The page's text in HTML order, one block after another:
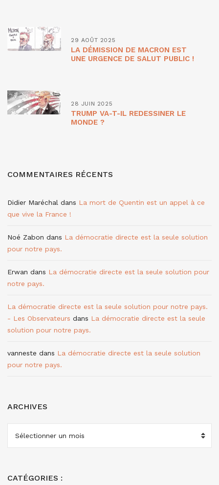
29 AOÛT 2025
LA DÉMISSION DE MACRON EST
UNE URGENCE DE SALUT PUBLIC !
28 JUIN 2025
TRUMP VA-T-IL REDESSINER LE
MONDE ?
COMMENTAIRES RÉCENTS
Didier Maréchal dans La mort de Quentin est un appel à ce
que vive la France !
Noé Zabon dans La démocratie directe est la seule solution
pour notre pays.
Erwan dans La démocratie directe est la seule solution pour
notre pays.
La démocratie directe est la seule solution pour notre pays.
- Les Observateurs dans La démocratie directe est la seule
solution pour notre pays.
vanneste dans La démocratie directe est la seule solution
pour notre pays.
ARCHIVES
CATÉGORIES :